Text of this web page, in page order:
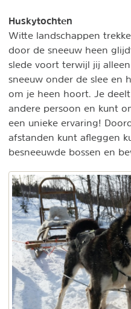
Huskytochten
Witte landschappen
door de sneeuw heen
slede voort terwijl jij
sneeuw onder de slee en
om je heen hoort. Je
andere persoon en kunt
een unieke ervaring!
afstanden kunt afleggen
besneeuwde bossen en